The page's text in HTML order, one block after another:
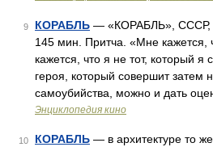
9 КОРАБЛЬ — «КОРАБЛЬ», СССР,
145 мин. Притча. «Мне кажется,
кажется, что я не тот, который я
героя, который совершит затем
самоубийства, можно и дать
Энциклопедия кино
10 КОРАБЛЬ — в архитектуре то